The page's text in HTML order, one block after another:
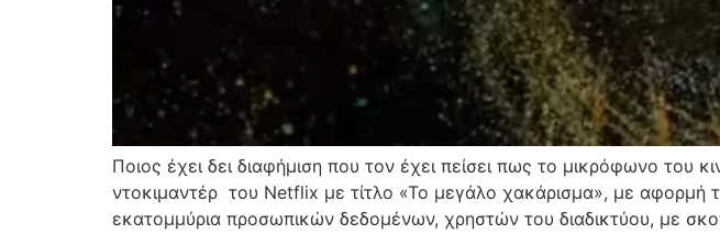
Ποιος έχει δει διαφήμιση που τον έχει πείσει πως το μικρόφωνο του
ντοκιμαντέρ του Netflix με τίτλο «Το μεγάλο χακάρισμα», με αφορμή
εκατομμύρια προσωπικών δεδομένων, χρηστών του διαδικτύου, με